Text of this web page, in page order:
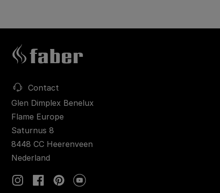
Contact
Glen Dimplex Benelux
Flame Europe
Saturnus 8
8448 CC Heerenveen
Nederland